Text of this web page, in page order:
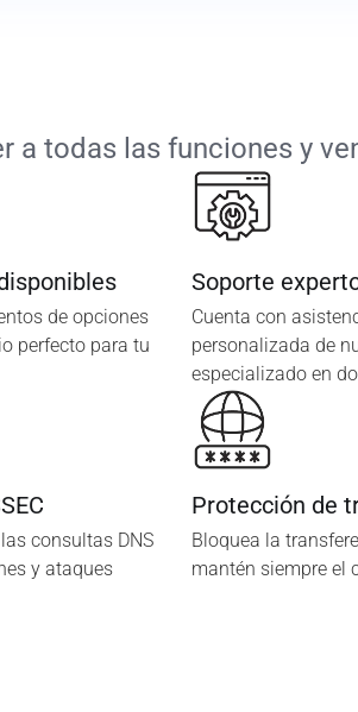
a todas las funciones y
de opciones
perfecto para tu
Soporte
Cuenta con
personalizada de
especializado en
consultas DNS
y ataques
Protección de
Bloquea la
mantén siempre el